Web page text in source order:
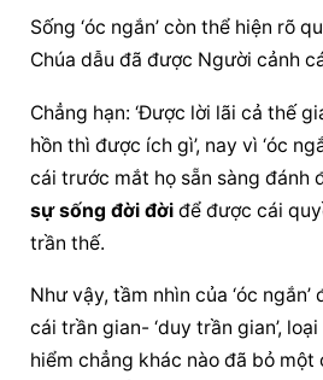
Sống ‘óc ngắn’ còn thể hiện rõ
Chúa dẫu đã được Người cảnh
Chẳng hạn: ‘Được lời lãi cả thế
hồn thì được ích gì’, nay vì ‘óc
sự sống đời đời để được cái
trần thế.
Như vậy, tầm nhìn của ‘óc
cái trần gian- ‘duy trần gian’,
hiểm chẳng khác nào đã bỏ một